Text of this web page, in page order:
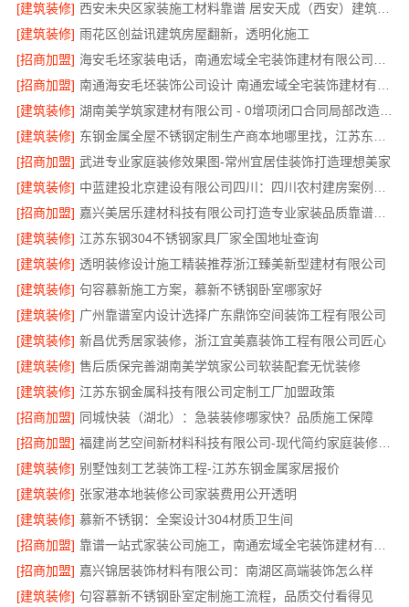
[建筑装修]
西安未央区家装施工材料靠谱 居安天成（西安）建筑工程有限责任公司
[建筑装修] 雨花区创益讯建筑房屋翻新，透明化施工
[招商加盟]
[招商加盟]
[建筑装修]
湖南美学筑家建材有限公司 - 0增项闭口合同局部改造服务
[建筑装修]
[招商加盟] 武进专业家庭装修效果图-常州宜居佳装饰打造理想美家
[建筑装修]
[招商加盟]
嘉兴美居乐建材科技有限公司打造专业家装品质靠谱之选
[建筑装修] 江苏东钢304不锈钢家具厂家全国地址查询
[建筑装修] 透明装修设计施工精装推荐浙江臻美新型建材有限公司
[建筑装修] 句容慕新施工方案，慕新不锈钢卧室哪家好
[建筑装修] 广州靠谱室内设计选择广东鼎饰空间装饰工程有限公司
[建筑装修] 新昌优秀居家装修，浙江宜美嘉装饰工程有限公司匠心
[建筑装修] 售后质保完善湖南美学筑家公司软装配套无忧装修
[建筑装修] 江苏东钢金属科技有限公司定制工厂加盟政策
[招商加盟] 同城快装（湖北）：急装装修哪家快？品质施工保障
[招商加盟]
福建尚艺空间新材料科技有限公司-现代简约家庭装修免费设计整体落地
[建筑装修] 别墅蚀刻工艺装饰工程-江苏东钢金属家居报价
[建筑装修] 张家港本地装修公司家装费用公开透明
[建筑装修] 慕新不锈钢：全案设计304材质卫生间
[招商加盟]
[招商加盟] 嘉兴锦居装饰材料有限公司：南湖区高端装饰怎么样
[建筑装修] 句容慕新不锈钢卧室定制施工流程，品质交付看得见